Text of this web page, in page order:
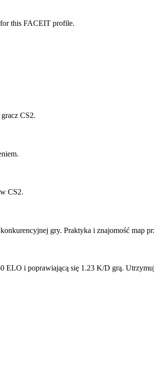
for this FACEIT profile.
CS2.
CS2.
gry. Praktyka i znajomość map
ELO i poprawiającą się 1.23 K/D grą.